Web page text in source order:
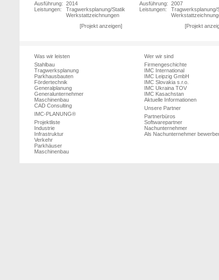
Ausführung: 2014
Leistungen:
Tragwerksplanung/Statik
Werkstattzeichnungen
[Projekt anzeigen]
Ausführung: 2007
Leistungen:
Tragwerksplanung/
[Projekt
Was wir leisten
Stahlbau
Tragwerksplanung
Parkhausbauten
Fördertechnik
Generalplanung
Generalunternehmer
Maschinenbau
CAD Consulting
IMC-PLANUNG®
Projektliste
Industrie
Infrastruktur
Verkehr
Parkhäuser
Maschinenbau
Wer wir sind
Firmengeschichte
IMC International
IMC Leipzig GmbH
IMC Slovakia s.r.o.
IMC Ukraina TOV
IMC Kasachstan
Aktuelle Informationen
Unsere Partner
Partnerbüros
Softwarepartner
Nachunternehmer
Als Nachunternehmer